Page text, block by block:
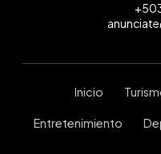
Inicio
Entretenimiento